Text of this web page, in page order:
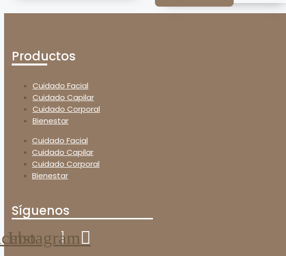
Productos
Cuidado Facial
Cuidado Capilar
Cuidado Corporal
Bienestar
Cuidado Facial
Cuidado Capilar
Cuidado Corporal
Bienestar
Síguenos
Instagram